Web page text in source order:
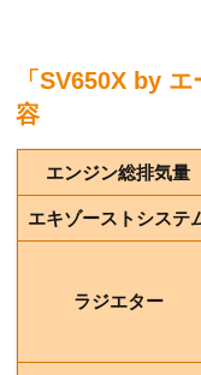
「SV650X by
容
エンジン総排気量
エキゾーストシステ
ラジエター